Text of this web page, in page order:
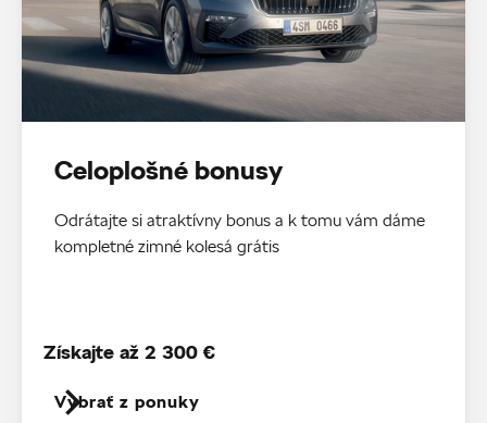
Celoplošné bonusy
Odrátajte si atraktívny bonus a k tomu vám dáme
kompletné zimné kolesá grátis
Vybrať z ponuky
Získajte až 2 300 €